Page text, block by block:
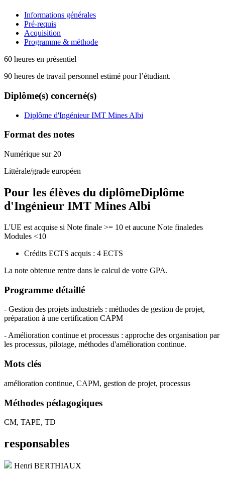
Informations générales
Pré-requis
Acquisition
Programme & méthode
60 heures en présentiel
90 heures de travail personnel estimé pour l’étudiant.
Diplôme(s) concerné(s)
Diplôme d'Ingénieur IMT Mines Albi
Format des notes
Numérique sur 20
Littérale/grade européen
Pour les élèves du diplômeDiplôme
d'Ingénieur IMT Mines Albi
L'UE est acquise si Note finale >= 10 et aucune Note finaledes
Modules <10
Crédits ECTS acquis : 4 ECTS
La note obtenue rentre dans le calcul de votre GPA.
Programme détaillé
- Gestion des projets industriels : méthodes de gestion de projet,
préparation à une certification CAPM
- Amélioration continue et processus : approche des organisation par
les processus, pilotage, méthodes d'amélioration continue.
Mots clés
amélioration continue, CAPM, gestion de projet, processus
Méthodes pédagogiques
CM, TAPE, TD
responsables
Henri BERTHIAUX